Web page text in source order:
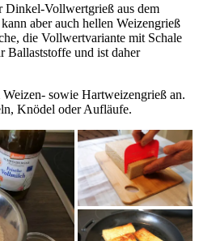
Dinkel-Vollwertgrieß aus dem
aber auch hellen Weizengrieß
die Vollwertvariante mit Schale
Ballaststoffe und ist daher
sowie Hartweizengrieß an.
Knödel oder Aufläufe.